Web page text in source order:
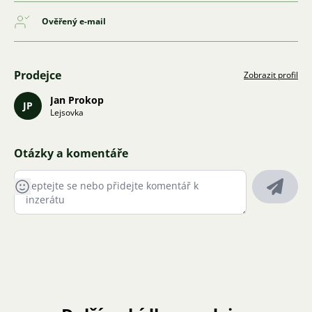
Ověřený e-mail
Prodejce Zobrazit profil
JP Jan Prokop
Lejsovka
Otázky a komentáře